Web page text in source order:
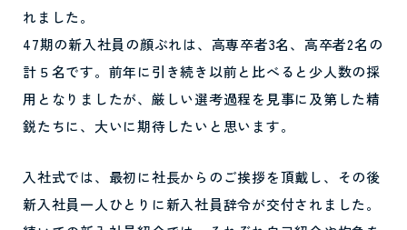
れました。
47期の新入社員の顔ぶれは、高専卒者3名、高卒者2名の
計５名です。前年に引き続き以前と比べると少人数の採
用となりましたが、厳しい選考過程を見事に及第した精
鋭たちに、大いに期待したいと思います。
入社式では、最初に社長からのご挨拶を頂戴し、その後
新入社員一人ひとりに新入社員辞令が交付されました。